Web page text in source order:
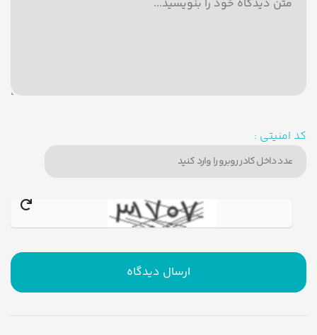
کد امنیتی :
ارسال دیدگاه